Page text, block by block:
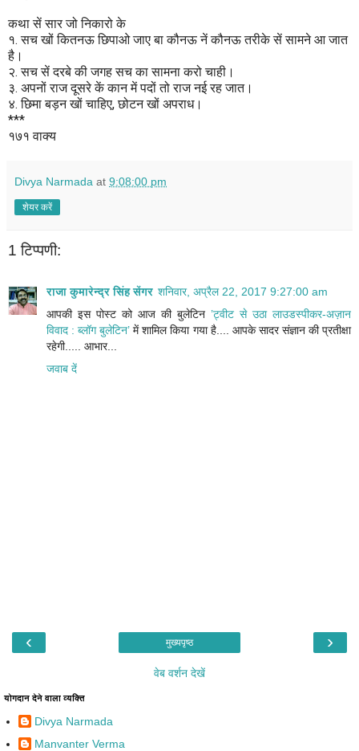
कथा सें सार जो निकारो के
१. सच खों कितनऊ छिपाओ जाए बा कौनऊ नें कौनऊ तरीके सें सामने आ जात
है।
२. सच सें दरबे की जगह सच का सामना करो चाही।
३. अपनों राज दूसरे कें कान में पदों तो राज नई रह जात।
४. छिमा बड़न खों चाहिए, छोटन खों अपराध।
***
१७१ वाक्य
Divya Narmada at 9:08:00 pm
शेयर करें
1 टिप्पणी:
राजा कुमारेन्द्र सिंह सेंगर शनिवार, अप्रैल 22, 2017 9:27:00 am
आपकी इस पोस्ट को आज की बुलेटिन ’ट्वीट से उठा लाउडस्पीकर-अज़ान
विवाद : ब्लॉग बुलेटिन’ में शामिल किया गया है.... आपके सादर संज्ञान की प्रतीक्षा
रहेगी..... आभार...
जवाब दें
‹ ›
मुख्यपृष्ठ
वेब वर्शन देखें
योगदान देने वाला व्यक्ति
Divya Narmada
Manvanter Verma